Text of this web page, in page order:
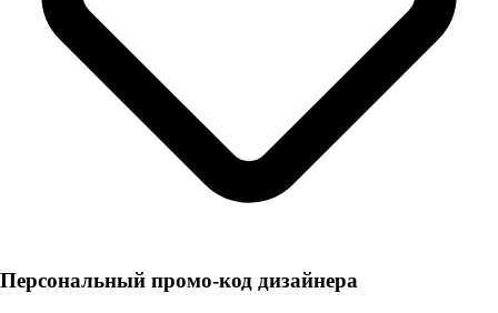
Персональный промо-код дизайнера